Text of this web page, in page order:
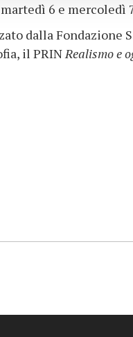
6 e mercoledì
dalla
il PRINRealismo e